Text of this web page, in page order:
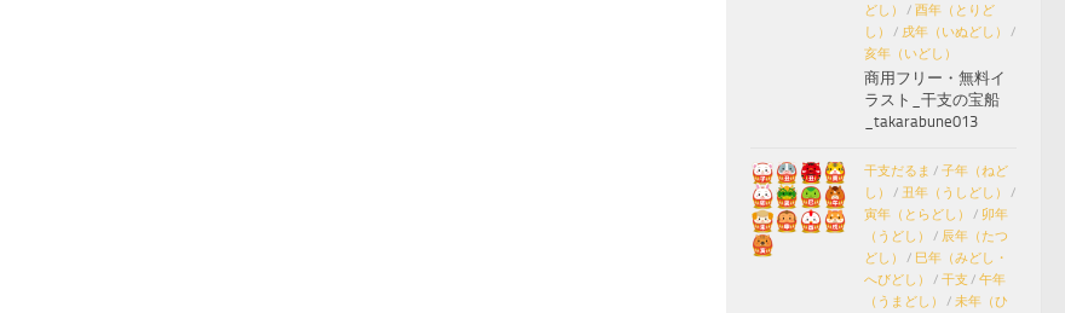
どし）
/ 酉年（とりど
し）
/ 戌年（いぬどし）
/
亥年（いどし）
商用フリー・無料イ
ラスト_干支の宝船
_takarabune013
干支だるま / 子年（ねど
し）
/ 丑年（うしどし）
/
寅年（とらどし）
/ 卯年
（うどし）
/ 辰年（たつ
どし）
/ 巳年（みどし・
へびどし）
/ 干支 / 午年
（うまどし）
/ 未年（ひ